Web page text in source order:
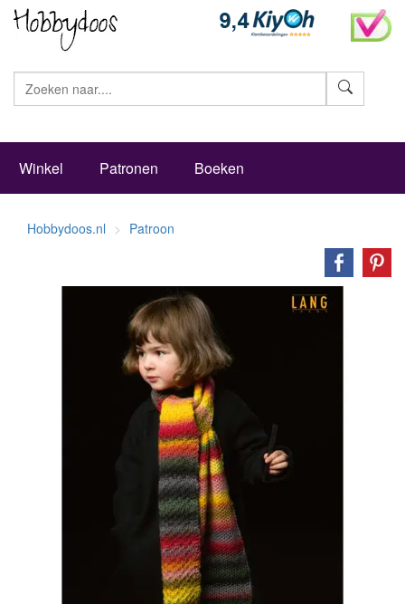
Winkel Patronen Boeken
Hobbydoos.nl Patroon